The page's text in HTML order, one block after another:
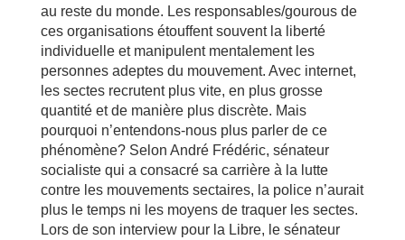
au reste du monde. Les responsables/gourous de
ces organisations étouffent souvent la liberté
individuelle et manipulent mentalement les
personnes adeptes du mouvement. Avec internet,
les sectes recrutent plus vite, en plus grosse
quantité et de manière plus discrète. Mais
pourquoi n’entendons-nous plus parler de ce
phénomène? Selon André Frédéric, sénateur
socialiste qui a consacré sa carrière à la lutte
contre les mouvements sectaires, la police n’aurait
plus le temps ni les moyens de traquer les sectes.
Lors de son interview pour la Libre, le sénateur